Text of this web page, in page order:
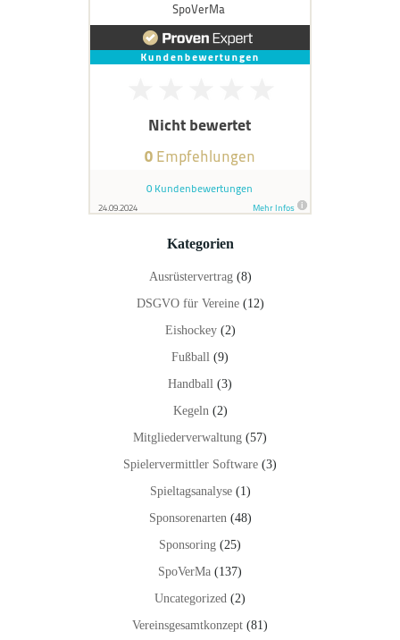
Kategorien
Ausrüstervertrag(8)
DSGVO für Vereine(12)
Eishockey(2)
Fußball (9)
Handball (3)
Kegeln(2)
Mitgliederverwaltung (57)
Spielervermittler Software (3)
Spieltagsanalyse(1)
Sponsorenarten(48)
Sponsoring (25)
SpoVerMa (137)
Uncategorized (2)
Vereinsgesamtkonzept (81)